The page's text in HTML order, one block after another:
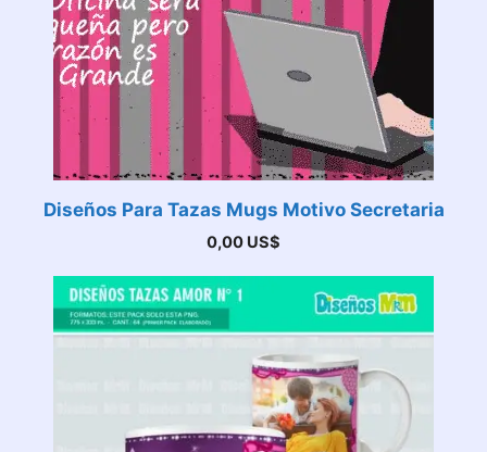
Diseños Para Tazas Mugs Motivo Secretaria
0,00 US$